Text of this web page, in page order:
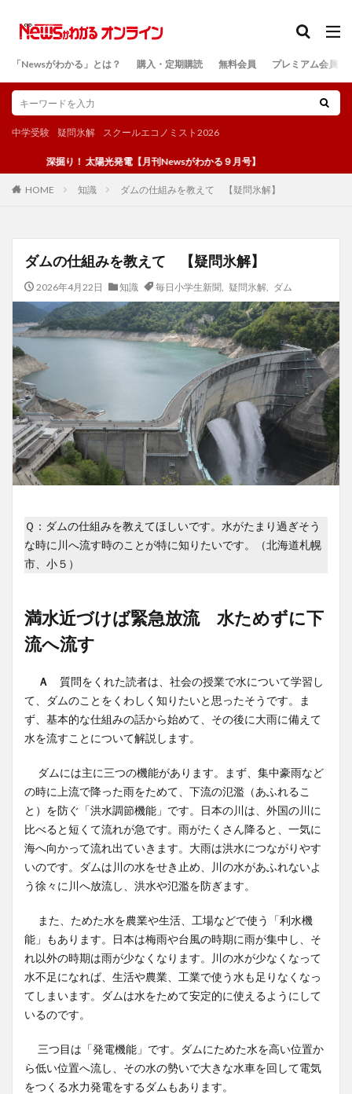
「Newsがわかる」とは？ 購入・定期購読 無料会員 プレミアム会員
中学受験 疑問氷解 スクールエコノミスト2026
掘り！ 太陽光発電【月刊Newsがわかる９月号】
HOME 知識 ダムの仕組みを教えて 【疑問氷解】
ダムの仕組みを教えて 【疑問氷解】
2026年4月22日 知識 毎日小学生新聞 疑問氷解 ダム
Ｑ：ダムの仕組みを教えてほしいです。水がたまり過ぎそう
な時に川へ流す時のことが特に知りたいです。（北海道札幌
市、小５）
満水近づけば緊急放流 水ためずに下
流へ流す
Ａ
質問をくれた読者は、社会の授業で水について学習し
て、ダムのことをくわしく知りたいと思ったそうです。ま
ず、基本的な仕組みの話から始めて、その後に大雨に備えて
水を流すことについて解説します。
ダムには主に三つの機能があります。まず、集中豪雨など
の時に上流で降った雨をためて、下流の氾濫（あふれるこ
と）を防ぐ「洪水調節機能」です。日本の川は、外国の川に
比べると短くて流れが急です。雨がたくさん降ると、一気に
海へ向かって流れ出ていきます。大雨は洪水につながりやす
いのです。ダムは川の水をせき止め、川の水があふれないよ
う徐々に川へ放流し、洪水や氾濫を防ぎます。
また、ためた水を農業や生活、工場などで使う「利水機
能」もあります。日本は梅雨や台風の時期に雨が集中し、そ
れ以外の時期は雨が少なくなります。川の水が少なくなって
水不足になれば、生活や農業、工業で使う水も足りなくなっ
てしまいます。ダムは水をためて安定的に使えるようにして
いるのです。
三つ目は「発電機能」です。ダムにためた水を高い位置か
ら低い位置へ流し、その水の勢いで大きな水車を回して電気
をつくる水力発電をするダムもあります。
検索